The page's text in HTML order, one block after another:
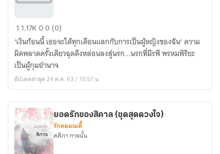
ดวงตะวัน
ฤดู
ฝน
1 1.17K00 (0)
‘เงินก้อนนี้ เธอจะได้ทุกเดือนแลกกับการเป็นผู้หญิงของฉัน’ ความ
ผิดพลาดครั้งเดียวฉุดดึงหล่อนลงสู่นรก...นรกที่มีรพี พรหมพิริยะ
เป็นผู้กุมอำนาจ
อัปเดตล่าสุด 24 ต.ค. 63 / 13:57 น.
ยอดรักของสิคาล (ชุดสุดดวงใจ)
รักคอมเมดี้
ศศิภา กาลนั้น